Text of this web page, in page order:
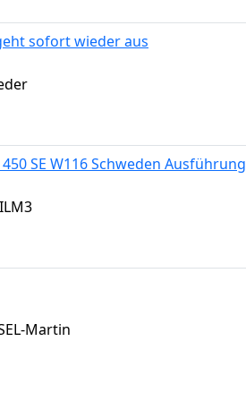
sofort wieder aus
SE W116 Schweden Ausführung
Martin